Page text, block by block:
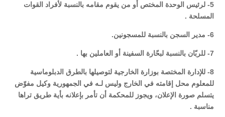
5- لرئيس الوحدة المختص أو من يقوم مقامه بالنسبة لأفراد القوات
المسلحة .
6- مدير السجن بالنسبة للمسجونين.
7- للربّان بالنسبة لبحّارة السفينة أو العاملين بها .
8- للإدارة المختصة بوزارة الخارجية لتوصيلها بالطرق الدبلوماسية
للمعلوم محل إقامته في الخارج وليس لـه في الجمهورية وكيل مفوّض
يتسلم صورة الإعلان، ويجوز للمحكمة أن تأمر بإعلانه بأية طريق تراها
مناسبة .